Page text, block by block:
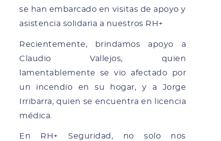
se han embarcado en visitas de apoyo y
asistencia solidaria a nuestros RH+
Recientemente, brindamos apoyo a
Claudio Vallejos, quien
lamentablemente se vio afectado por
un incendio en su hogar, y a Jorge
Irribarra, quien se encuentra en licencia
médica.
En RH+ Seguridad, no solo nos